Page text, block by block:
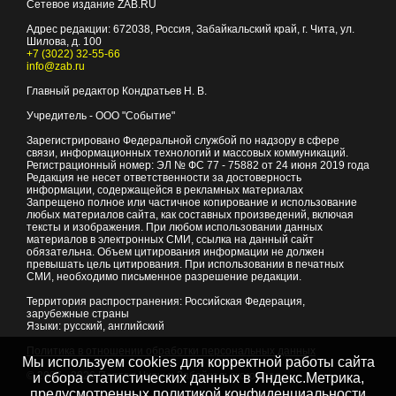
Сетевое издание ZAB.RU
Адрес редакции: 672038, Россия, Забайкальский край, г. Чита, ул.
Шилова, д. 100
+7 (3022) 32-55-66
info@zab.ru
Главный редактор Кондратьев Н. В.
Учредитель - ООО "Событие"
Зарегистрировано Федеральной службой по надзору в сфере
связи, информационных технологий и массовых коммуникаций.
Регистрационный номер: ЭЛ № ФС 77 - 75882 от 24 июня 2019 года
Редакция не несет ответственности за достоверность
информации, содержащейся в рекламных материалах
Запрещено полное или частичное копирование и использование
любых материалов сайта, как составных произведений, включая
тексты и изображения. При любом использовании данных
материалов в электронных СМИ, ссылка на данный сайт
обязательна. Объем цитирования информации не должен
превышать цель цитирования. При использовании в печатных
СМИ, необходимо письменное разрешение редакции.
Территория распространения: Российская Федерация,
зарубежные страны
Языки: русский, английский
© 2007 - 2026Портал Читы и Забайкальского края
Мы используем cookies для корректной работы сайта
и сбора статистических данных в Яндекс.Метрика,